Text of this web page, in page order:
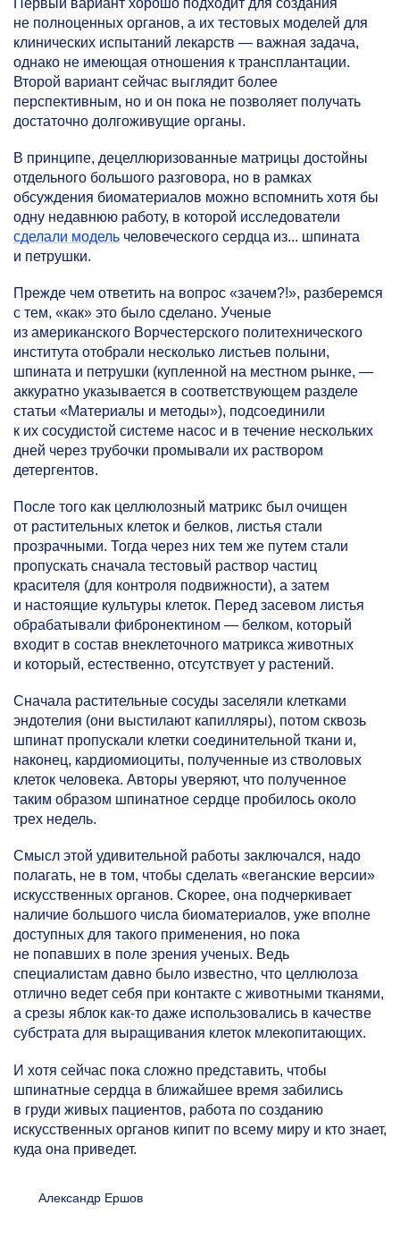
не полноценных органов, а их тестовых моделей для
клинических испытаний лекарств — важная задача,
однако не имеющая отношения к трансплантации.
Второй вариант сейчас выглядит более
перспективным, но и он пока не позволяет получать
достаточно долгоживущие органы.
В принципе, децеллюризованные матрицы достойны
отдельного большого разговора, но в рамках
обсуждения биоматериалов можно вспомнить хотя бы
одну недавнюю работу, в которой исследователи
сделали модель человеческого сердца из... шпината
и петрушки.
Прежде чем ответить на вопрос «зачем?!», разберемся
с тем, «как» это было сделано. Ученые
из американского Ворчестерского политехнического
института отобрали несколько листьев полыни,
шпината и петрушки (купленной на местном рынке, —
аккуратно указывается в соответствующем разделе
статьи «Материалы и методы»), подсоединили
к их сосудистой системе насос и в течение нескольких
дней через трубочки промывали их раствором
детергентов.
После того как целлюлозный матрикс был очищен
от растительных клеток и белков, листья стали
прозрачными. Тогда через них тем же путем стали
пропускать сначала тестовый раствор частиц
красителя (для контроля подвижности), а затем
и настоящие культуры клеток. Перед засевом листья
обрабатывали фибронектином — белком, который
входит в состав внеклеточного матрикса животных
и который, естественно, отсутствует у растений.
Сначала растительные сосуды заселяли клетками
эндотелия (они выстилают капилляры), потом сквозь
шпинат пропускали клетки соединительной ткани и,
наконец, кардиомиоциты, полученные из стволовых
клеток человека. Авторы уверяют, что полученное
таким образом шпинатное сердце пробилось около
трех недель.
Смысл этой удивительной работы заключался, надо
полагать, не в том, чтобы сделать «веганские версии»
искусственных органов. Скорее, она подчеркивает
наличие большого числа биоматериалов, уже вполне
доступных для такого применения, но пока
не попавших в поле зрения ученых. Ведь
специалистам давно было известно, что целлюлоза
отлично ведет себя при контакте с животными тканями,
а срезы яблок как-то даже использовались в качестве
субстрата для выращивания клеток млекопитающих.
И хотя сейчас пока сложно представить, чтобы
шпинатные сердца в ближайшее время забились
в груди живых пациентов, работа по созданию
искусственных органов кипит по всему миру и кто знает,
куда она приведет.
Александр Ершов